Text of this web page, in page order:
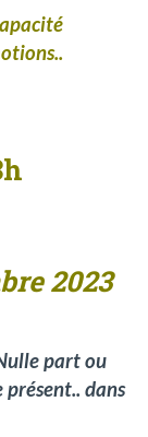
2023
part ou
dans